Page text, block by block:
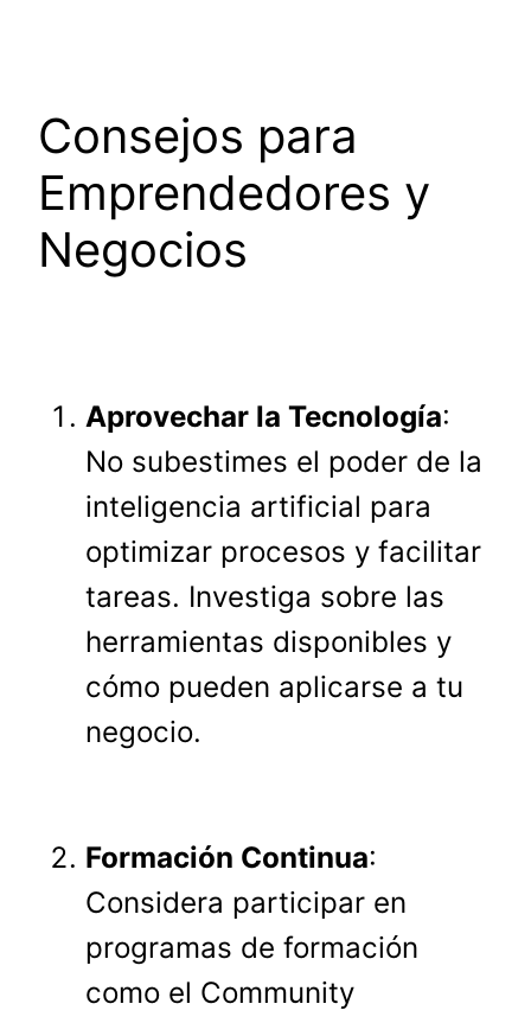
Consejos para
Emprendedores y
Negocios
Aprovechar la Tecnología:
No subestimes el poder de la
inteligencia artificial para
optimizar procesos y facilitar
tareas. Investiga sobre las
herramientas disponibles y
cómo pueden aplicarse a tu
negocio.
Formación Continua:
Considera participar en
programas de formación
como el Community